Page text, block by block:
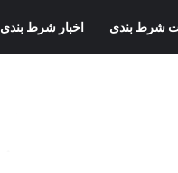
شرط بندی اخبار شرط بندی